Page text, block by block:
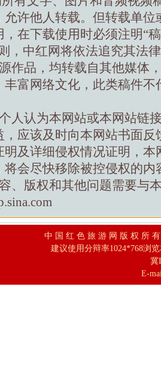
允许他人转载。但转载单位
，在下载使用时必须注明“
，中红网将依法追究其法
作品，均转载自其他媒体
丰富网络文化，此类稿件不
人认为本网站或本网站链
，应该及时向本网站书面反
明及详细侵权情况证明，本
将会尽快移除被控侵权的内
、版权和其他问题需要与
中 国 红 色 旅 游 网 版 权 所
建议使用分辩率1024*768浏
冀
E-